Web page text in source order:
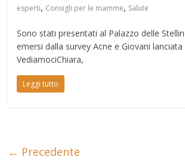
esperti, Consigli per le mamme, Salute
Sono stati presentati al Palazzo delle
emersi dalla survey Acne e Giovani lanciata
VediamociChiara,
Leggi tutto
← Precedente